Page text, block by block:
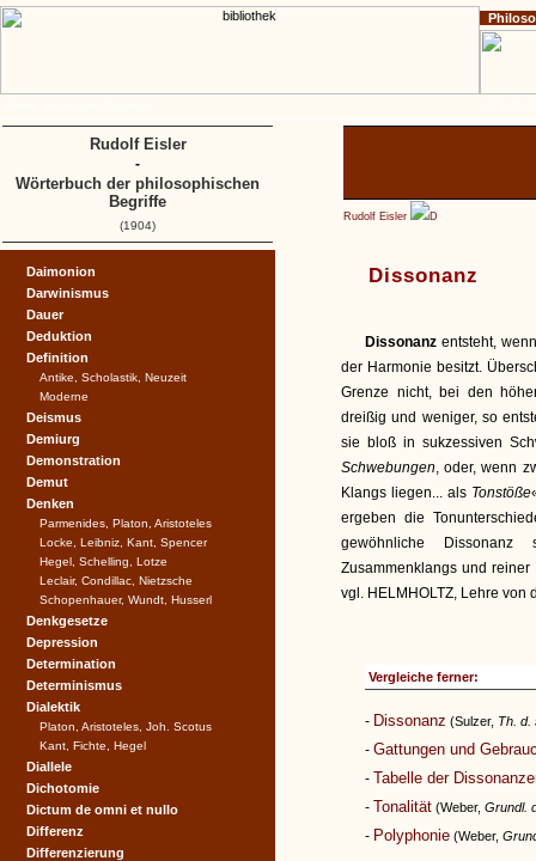
Rudolf Eisler D
Dissonanz
Dissonanz entsteht,
der Harmonie besitzt.
Grenze nicht, bei den
dreißig und weniger, so
sie bloß in sukzessiven
Schwebungen, oder, wenn
Klangs liegen... als Tonstöße
ergeben die
gewöhnliche
Zusammenklangs und reiner
vgl. HELMHOLTZ, Lehre von
Vergleiche ferner:
- Dissonanz (Sulzer, Th. d.
- Gattungen und
- Tabelle der
- Tonalität (Weber, Grundl.
- Polyphonie (Weber,
Daimonion
Darwinismus
Dauer
Deduktion
Definition
Antike, Scholastik, Neuzeit
Moderne
Deismus
Demiurg
Demonstration
Demut
Denken
Parmenides, Platon, Aristoteles
Locke, Leibniz, Kant, Spencer
Hegel, Schelling, Lotze
Leclair, Condillac, Nietzsche
Schopenhauer, Wundt, Husserl
Denkgesetze
Depression
Determination
Determinismus
Dialektik
Platon, Aristoteles, Joh. Scotus
Kant, Fichte, Hegel
Diallele
Dichotomie
Dictum de omni et nullo
Differenz
Differenzierung
Rudolf Eisler
-
Wörterbuch der philosophischen
Begriffe
(1904)